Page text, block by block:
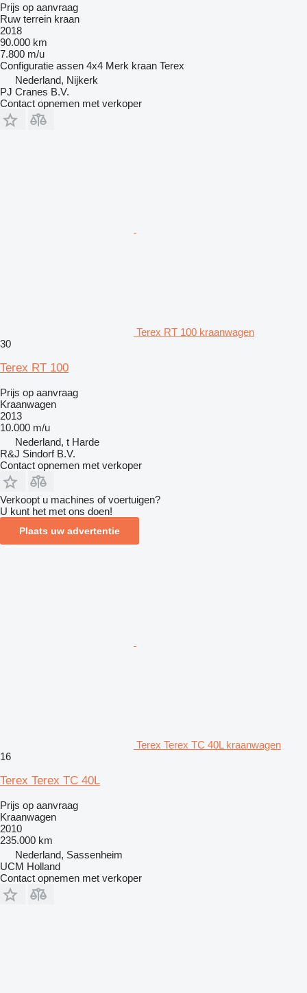
Prijs op aanvraag
Ruw terrein kraan
2018
90.000 km
7.800 m/u
Configuratie assen 4x4 Merk kraan Terex
Nederland, Nijkerk
PJ Cranes B.V.
Contact opnemen met verkoper
Terex RT 100 kraanwagen
30
Terex RT 100
Prijs op aanvraag
Kraanwagen
2013
10.000 m/u
Nederland, t Harde
R&J Sindorf B.V.
Contact opnemen met verkoper
Verkoopt u machines of voertuigen?
U kunt het met ons doen!
Plaats uw advertentie
Terex Terex TC 40L kraanwagen
16
Terex Terex TC 40L
Prijs op aanvraag
Kraanwagen
2010
235.000 km
Nederland, Sassenheim
UCM Holland
Contact opnemen met verkoper